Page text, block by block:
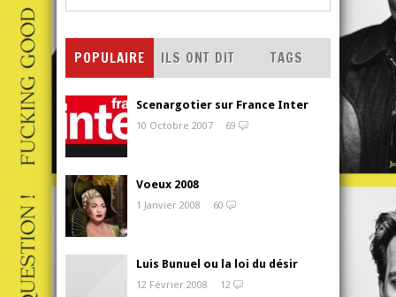
POPULAIRE ILS ONT DIT TAGS
Scenargotier sur France Inter
10 Octobre 2007
69
Voeux 2008
1 Janvier 2008
60
Luis Bunuel ou la loi du désir
12 Février 2008
12